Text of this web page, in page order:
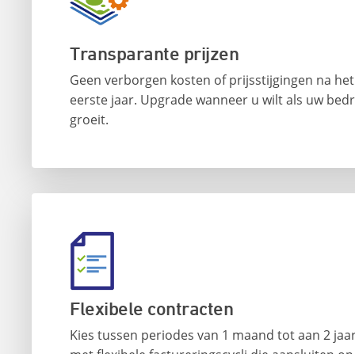
Transparante prijzen
Geen verborgen kosten of prijsstijgingen na het
eerste jaar. Upgrade wanneer u wilt als uw
groeit.
Flexibele contracten
Kies tussen periodes van 1 maand tot aan 2